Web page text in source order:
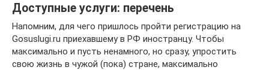
Доступные услуги: перечень
Напомним, для чего пришлось пройти регистрацию на
Gosuslugi.ru приехавшему в РФ иностранцу. Чтобы
максимально и пусть ненамного, но сразу, упростить
свою жизнь в чужой (пока) стране, максимально